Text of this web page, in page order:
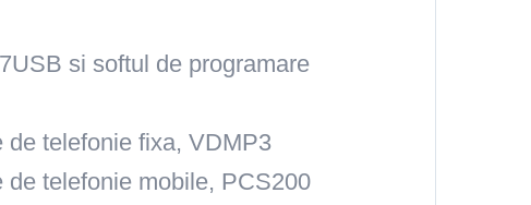
si softul de programare
de telefonie fixa, VDMP3
telefonie mobile, PCS200